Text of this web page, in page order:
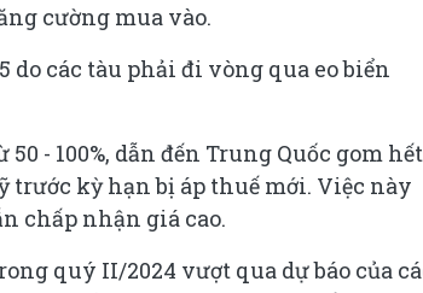
cường mua vào.
do các tàu phải đi vòng qua eo biển
- 100%, dẫn đến Trung Quốc gom hết
trước kỳ hạn bị áp thuế mới. Việc này
chấp nhận giá cao.
quý II/2024 vượt qua dự báo của